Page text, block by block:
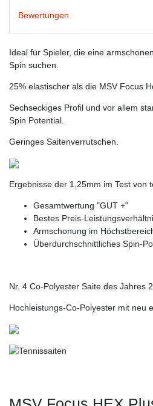
Bewertungen
Ideal für Spieler, die eine
Spin suchen.
25% elastischer als die MSV Focus
Sechseckiges Profil und vor allem
Spin Potential.
Geringes Saitenverrutschen.
Ergebnisse der 1,25mm im Test von
Gesamtwertung "GUT +"
Bestes Preis-
Armschonung im
Überdurchschnittliches Spin-
Nr. 4 Co-Polyester Saite des Jahres
Hochleistungs-Co-Polyester mit neu